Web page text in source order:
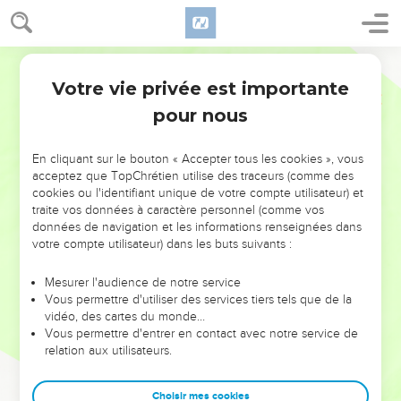
NE MANQUEZ PAS L’ÉVÉNEMENT
DE L’ANNÉE !
ET SI LEURS ERREURS POUVAIENT VOUS ÉVITER LES
VOTRES ?
leur foi ou leur vision. Mais on voit moins les doutes, les erreurs
et les saisons difficiles qu'ils ont traversés, alors même que ce
sont elles qui les ont façonnés.
Dans cette conférence, leaders, entrepreneurs, et responsables
clés pour avancer avec plus de sagesse afin que leurs erreurs
Votre vie privée est importante
pour nous
En cliquant sur le bouton « Accepter tous les cookies », vous
acceptez que TopChrétien utilise des traceurs (comme des
cookies ou l'identifiant unique de votre compte utilisateur) et
traite vos données à caractère personnel (comme vos
données de navigation et les informations renseignées dans
votre compte utilisateur) dans les buts suivants :
Mesurer l'audience de notre service
Vous permettre d'utiliser des services tiers tels que de la
vidéo, des cartes du monde…
Vous permettre d'entrer en contact avec notre service de
relation aux utilisateurs.
Choisir mes cookies